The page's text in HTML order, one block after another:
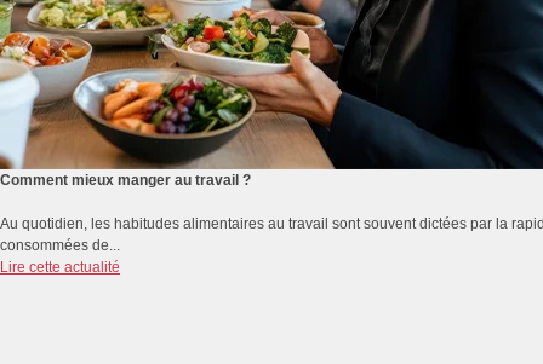
Comment mieux manger au travail ?
Au quotidien, les habitudes alimentaires au travail sont souvent dictées par la
consommées de...
Lire cette actualité